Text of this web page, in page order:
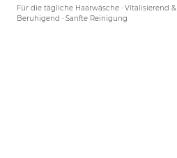
Für die tägliche Haarwäsche · Vitalisierend &
Beruhigend · Sanfte Reinigung